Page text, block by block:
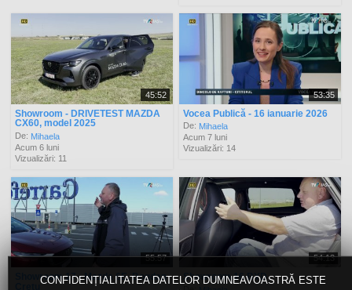
CONFIDENȚIALITATEA DATELOR DUMNEAVOASTRĂ ESTE
45:52
Showroom - DRIVETEST MAZDA
CX60, model 2025
De: Mihaela
Acum 6 luni
Vizualizări: 11
53:35
Vocea Publică - 16 ianuarie 2026
De: Mihaela
Acum 7 luni
Vizualizări: 14
55:57
Showroom 17 - Mazda 6E. Bogdan
54:13
Showroom 16 BYD